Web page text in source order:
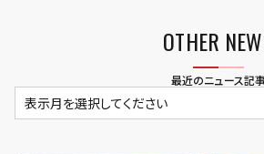
OTHER
最近のニュース記事
表示月を選択してください